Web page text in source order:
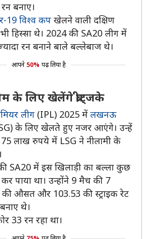
बनाए।
19 विश्व कप खेलने वाली दक्षिण
हिस्सा थे। 2024 की SA20 लीग में
रन बनाने बाले बल्लेबाज थे।
आपने 50% पढ़ लिया है
के लिए खेलेंगे ब्रीट्जके
लीग (IPL) 2025 में लखनऊ
के लिए खेलते हुए नजर आएंगे। उन्हें
75 लाख रुपये में LSG ने नीलामी के
SA20 में इस खिलाड़ी का बल्ला कुछ
पाया था। उन्होंने 9 मैच की 7
की औसत और 103.53 की स्ट्राइक रेट
थे।
33 रन रहा था।